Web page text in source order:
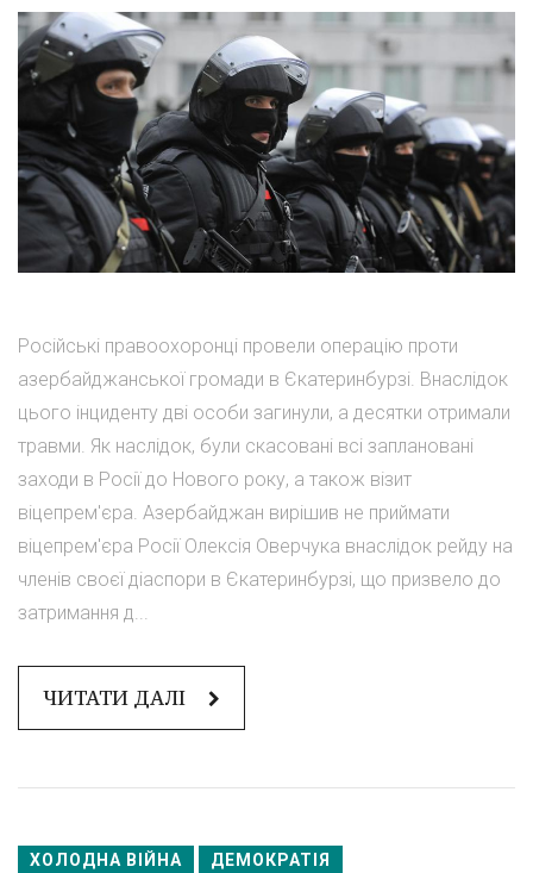
Російські правоохоронці провели операцію проти
азербайджанської громади в Єкатеринбурзі. Внаслідок
цього інциденту дві особи загинули, а десятки отримали
травми. Як наслідок, були скасовані всі заплановані
заходи в Росії до Нового року, а також візит
віцепрем'єра. Азербайджан вирішив не приймати
віцепрем'єра Росії Олексія Оверчука внаслідок рейду на
членів своєї діаспори в Єкатеринбурзі, що призвело до
затримання д...
ЧИТАТИ ДАЛІ
ХОЛОДНА ВІЙНА ДЕМОКРАТІЯ